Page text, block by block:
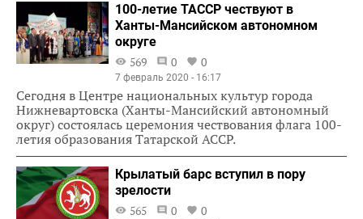
100-летие ТАССР чествуют в
Ханты-Мансийском автономном
округе
569
0 0
7 февраль 2020 - 16:17
Сегодня в Центре национальных культур города
Нижневартовска (Ханты-Мансийский автономный
округ) состоялась церемония чествования флага 100-
летия образования Татарской АССР.
Крылатый барс вступил в пору
зрелости
565
0 0